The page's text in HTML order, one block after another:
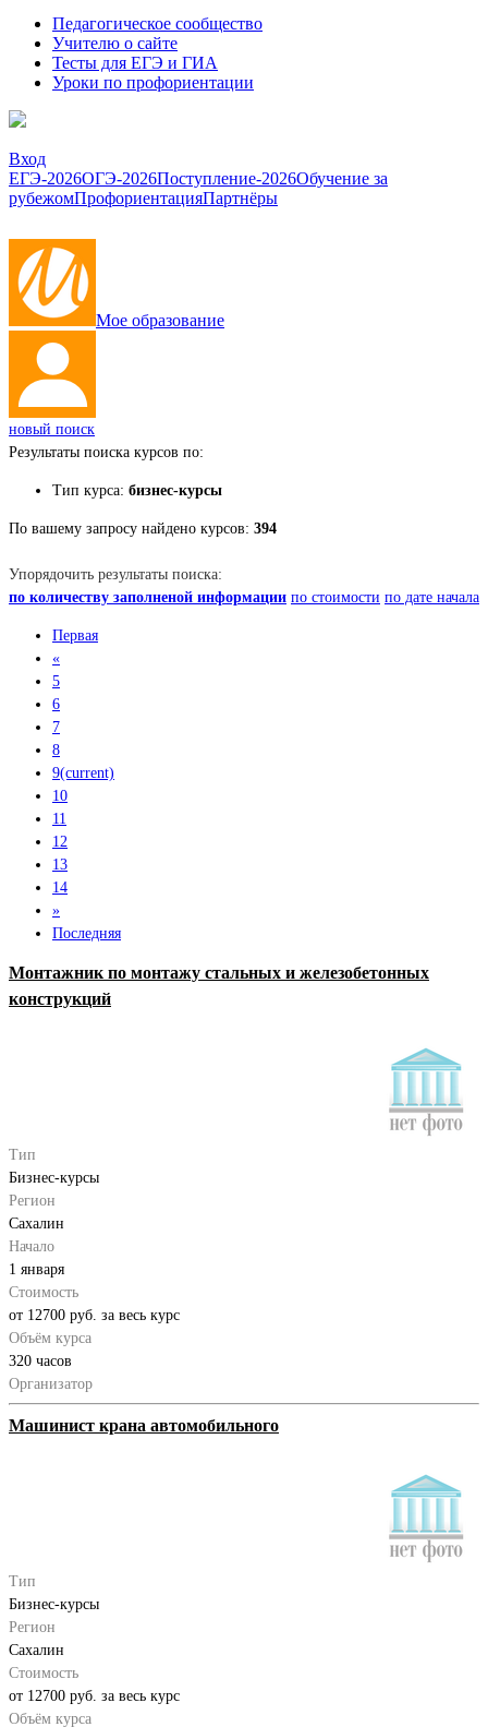
Педагогическое сообщество
Учителю о сайте
Тесты для ЕГЭ и ГИА
Уроки по профориентации
Вход
ЕГЭ-2026ОГЭ-2026Поступление-2026Обучение за
рубежомПрофориентацияПартнёры
Мое образование
новый поиск
Результаты поиска курсов по:
Тип курса: бизнес-курсы
По вашему запросу найдено курсов: 394
Упорядочить результаты поиска:
по количеству заполненой информации по стоимости по дате начала
Первая
«
5
6
7
8
9(current)
10
11
12
13
14
»
Последняя
Монтажник по монтажу стальных и железобетонных
конструкций
Тип
Бизнес-курсы
Регион
Сахалин
Начало
1 января
Стоимость
от 12700 руб. за весь курс
Объём курса
320 часов
Организатор
Машинист крана автомобильного
Тип
Бизнес-курсы
Регион
Сахалин
Стоимость
от 12700 руб. за весь курс
Объём курса